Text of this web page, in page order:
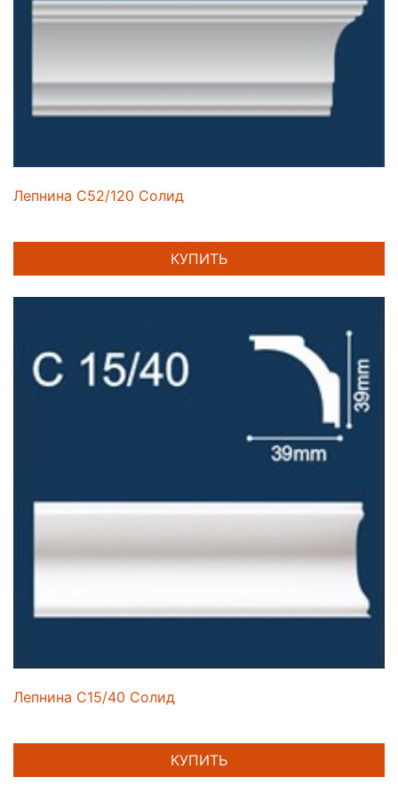
Лепнина C52/120 Солид
КУПИТЬ
Лепнина C15/40 Солид
КУПИТЬ